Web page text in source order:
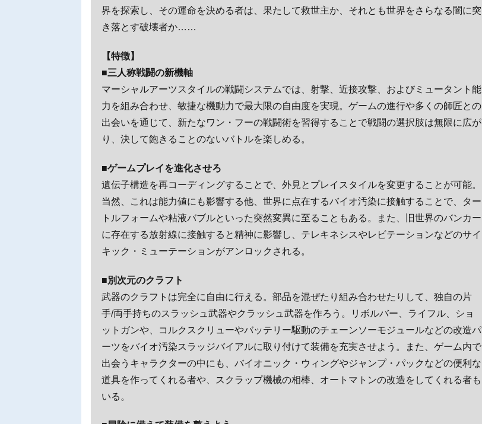
界を探索し、その運命を決める者は、果たして救世主か、それとも世界をさらなる闇に突
き落とす破壊者か……
【特徴】
■三人称戦闘の新機軸
マーシャルアーツスタイルの戦闘システムでは、射撃、近接攻撃、およびミュータント能
力を組み合わせ、敏捷な機動力で最大限の自由度を実現。ゲームの進行や多くの師匠との
出会いを通じて、新たなワン・フーの戦闘術を習得することで戦闘の選択肢は無限に広が
り、決して飽きることのないバトルを楽しめる。
■ゲームプレイを進化させろ
遺伝子構造を再コーディングすることで、外見とプレイスタイルを変更することが可能。
当然、これは能力値にも影響する他、世界に点在するバイオ汚染に接触することで、ター
トルフォームや粘液バブルといった突然変異に至ることもある。また、旧世界のバンカー
に存在する放射線に接触すると精神に影響し、テレキネシスやレビテーションなどのサイ
キック・ミューテーションがアンロックされる。
■別次元のクラフト
武器のクラフトは完全に自由に行える。部品を混ぜたり組み合わせたりして、独自の片
手/両手持ちのスラッシュ武器やクラッシュ武器を作ろう。リボルバー、ライフル、ショ
ットガンや、コルクスクリューやバッテリー駆動のチェーンソーモジュールなどの改造パ
ーツをバイオ汚染スラッジバイアルに取り付けて装備を充実させよう。また、ゲーム内で
出会うキャラクターの中にも、バイオニック・ウィングやジャンプ・パックなどの便利な
道具を作ってくれる者や、スクラップ機械の相棒、オートマトンの改造をしてくれる者も
いる。